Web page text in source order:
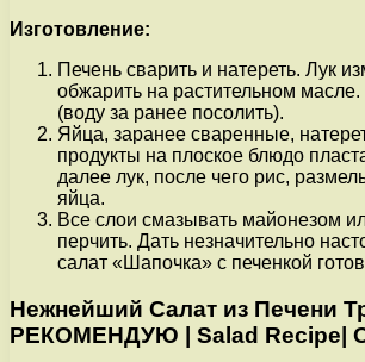
Изготовление:
Печень сварить и натереть. Лук
обжарить на растительном масле.
(воду за ранее посолить).
Яйца, заранее сваренные,
продукты на плоское блюдо
далее лук, после чего рис,
яйца.
Все слои смазывать майонезом
перчить. Дать незначительно
салат «Шапочка» с печенкой
Нежнейший Салат из Печени
РЕКОМЕНДУЮ | Salad Recipe|